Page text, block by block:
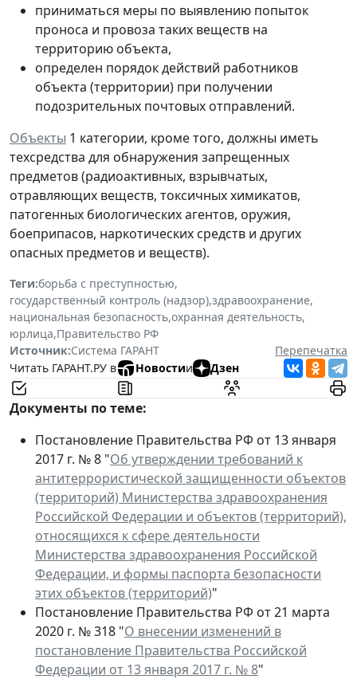
приниматься меры по выявлению попыток
проноса и провоза таких веществ на
территорию объекта,
определен порядок действий работников
объекта (территории) при получении
подозрительных почтовых отправлений.
Объекты 1 категории, кроме того, должны иметь
техсредства для обнаружения запрещенных
предметов (радиоактивных, взрывчатых,
отравляющих веществ, токсичных химикатов,
патогенных биологических агентов, оружия,
боеприпасов, наркотических средств и других
опасных предметов и веществ).
Теги:борьба с преступностью,
государственный контроль (надзор),здравоохранение,
национальная безопасность,охранная деятельность,
юрлица,Правительство РФ
Источник:Система ГАРАНТ
Перепечатка
Читать ГАРАНТ.РУ в
Новостии Дзен
Документы по теме:
Постановление Правительства РФ от 13 января
2017 г. № 8 "Об утверждении требований к
антитеррористической защищенности объектов
(территорий) Министерства здравоохранения
Российской Федерации и объектов (территорий),
относящихся к сфере деятельности
Министерства здравоохранения Российской
Федерации, и формы паспорта безопасности
этих объектов (территорий)"
Постановление Правительства РФ от 21 марта
2020 г. № 318 "О внесении изменений в
постановление Правительства Российской
Федерации от 13 января 2017 г. № 8"